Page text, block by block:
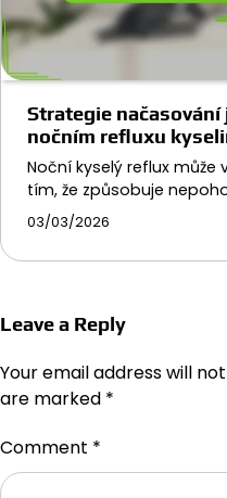
Strategie
nočním refluxu
Noční kyselý reflux může
tím, že způsobuje
03/03/2026
Leave a Reply
Your email address will
are marked *
Comment *